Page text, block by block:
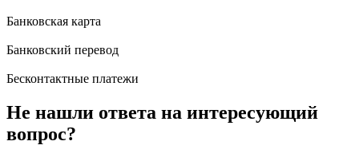
Банковская карта
Банковский перевод
Бесконтактные платежи
Не нашли ответа на интересующий
вопрос?